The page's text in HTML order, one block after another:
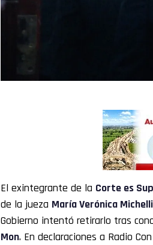
El exintegrante de la Corte es
de la jueza María Verónica Michelli
Gobierno intentó retirarlo tras
Mon. En declaraciones a Radio